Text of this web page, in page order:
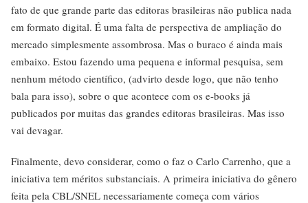
fato de que grande parte das editoras brasileiras não publica nada
em formato digital. É uma falta de perspectiva de ampliação do
mercado simplesmente assombrosa. Mas o buraco é ainda mais
embaixo. Estou fazendo uma pequena e informal pesquisa, sem
nenhum método científico, (advirto desde logo, que não tenho
bala para isso), sobre o que acontece com os e-books já
publicados por muitas das grandes editoras brasileiras. Mas isso
vai devagar.
Finalmente, devo considerar, como o faz o Carlo Carrenho, que a
iniciativa tem méritos substanciais. A primeira iniciativa do gênero
feita pela CBL/SNEL necessariamente começa com vários